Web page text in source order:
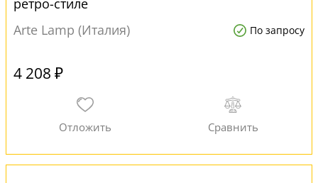
ретро-стиле
Arte Lamp (Италия)
По запросу
4 208 ₽